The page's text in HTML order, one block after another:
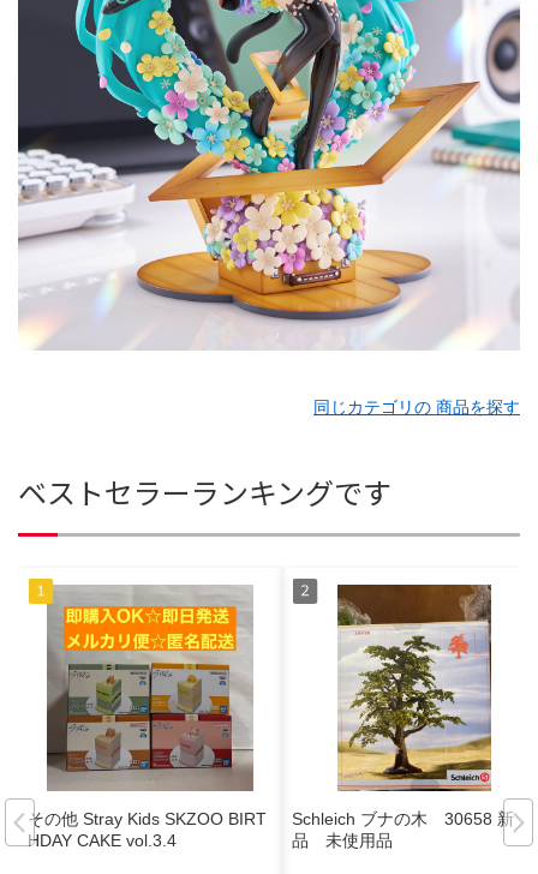
同じカテゴリの 商品を探す
ベストセラーランキングです
その他 Stray Kids SKZOO BIRT
HDAY CAKE vol.3.4
Schleich ブナの木 30658 新
品 未使用品